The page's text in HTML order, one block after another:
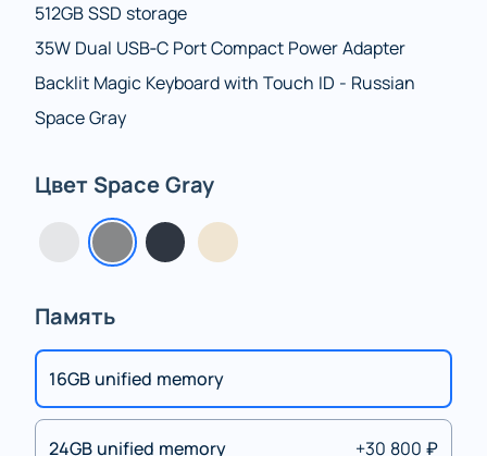
512GB SSD storage
35W Dual USB‑C Port Compact Power Adapter
Backlit Magic Keyboard with Touch ID - Russian
Space Gray
Цвет Space Gray
Память
16GB unified memory
24GB unified memory +30 800 ₽